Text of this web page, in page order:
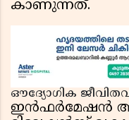
കാണുന്നത്.
ഔദ്യോഗിക
ഇൻഫർമേഷൻ